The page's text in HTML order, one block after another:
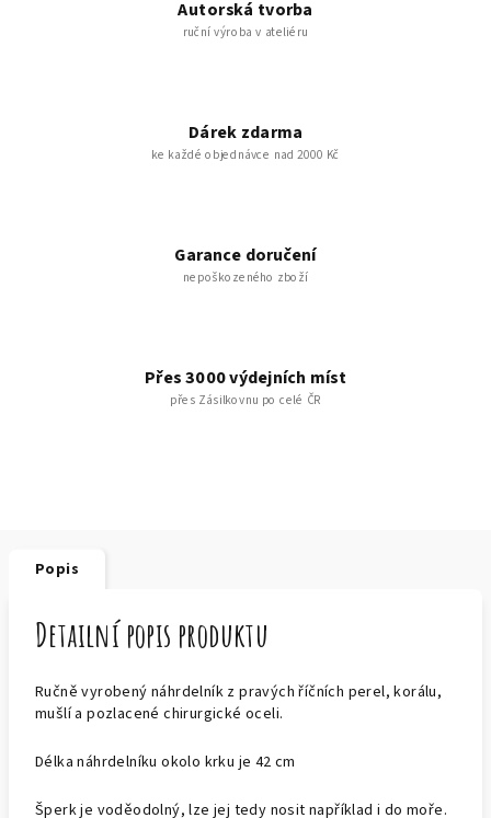
Autorská tvorba
ruční výroba v ateliéru
Dárek zdarma
ke každé objednávce nad 2000 Kč
Garance doručení
nepoškozeného zboží
Přes 3000 výdejních míst
přes Zásilkovnu po celé ČR
Popis
Detailní popis produktu
Ručně vyrobený náhrdelník z pravých říčních perel, korálu,
mušlí a pozlacené chirurgické oceli.
Délka náhrdelníku okolo krku je 42 cm
Šperk je voděodolný, lze jej tedy nosit například i do moře.